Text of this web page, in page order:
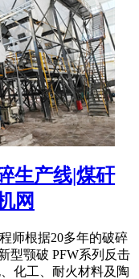
生产线|煤矸
网
师根据20多年的破碎
型颚破 PFW系列反击
化工、耐火材料及陶